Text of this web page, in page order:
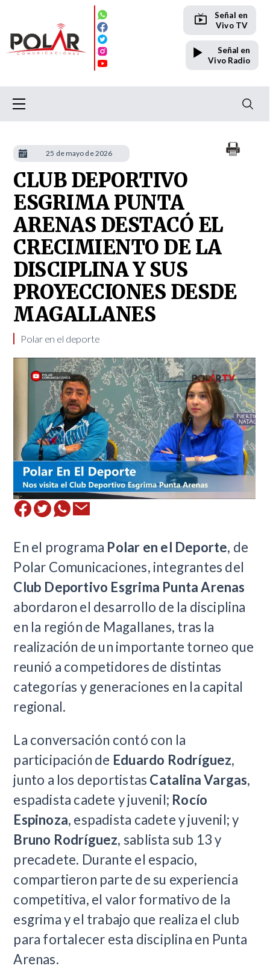
Señal en
Vivo TV
Señal en
Vivo Radio
CLUB DEPORTIVO
ESGRIMA PUNTA
ARENAS DESTACÓ EL
CRECIMIENTO DE LA
DISCIPLINA Y SUS
PROYECCIONES DESDE
MAGALLANES
​Polar en el deporte
En el programa Polar en el Deporte, de
Polar Comunicaciones, integrantes del
Club Deportivo Esgrima Punta Arenas
abordaron el desarrollo de la disciplina
en la región de Magallanes, tras la
realización de un importante torneo que
reunió a competidores de distintas
categorías y generaciones en la capital
regional.
La conversación contó con la
participación de Eduardo Rodríguez,
junto a los deportistas Catalina Vargas,
espadista cadete y juvenil; Rocío
Espinoza, espadista cadete y juvenil; y
Bruno Rodríguez, sablista sub 13 y
precadete. Durante el espacio,
compartieron parte de su experiencia
competitiva, el valor formativo de la
esgrima y el trabajo que realiza el club
para fortalecer esta disciplina en Punta
Arenas.
25 de mayo de 2026